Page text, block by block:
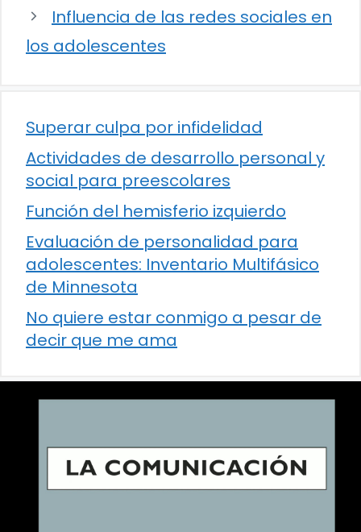
Influencia de las redes sociales en
los adolescentes
Superar culpa por infidelidad
Actividades de desarrollo personal y
social para preescolares
Función del hemisferio izquierdo
Evaluación de personalidad para
adolescentes: Inventario Multifásico
de Minnesota
No quiere estar conmigo a pesar de
decir que me ama